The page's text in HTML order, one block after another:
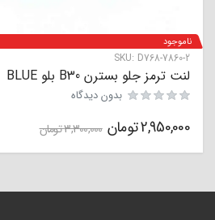
ناموجود
SKU: D768-7860-2
لنت ترمز جلو بسترن B30 بلو BLUE
بدون دیدگاه
2,950,000تومان 3,300,000تومان